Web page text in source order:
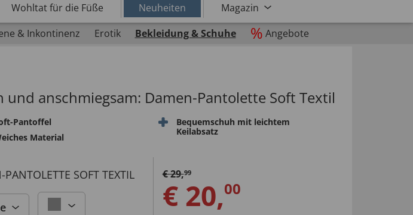
Wohltat für die Füße Neuheiten
Magazin
& Inkontinenz Erotik Bekleidung & Schuhe % Angebote
und anschmiegsam: Damen-Pantolette Soft Textil
Pantoffel
Material
Bequemschuh mit leichtem
Keilabsatz
PANTOLETTE SOFT TEXTIL €29,99
€ 20,00